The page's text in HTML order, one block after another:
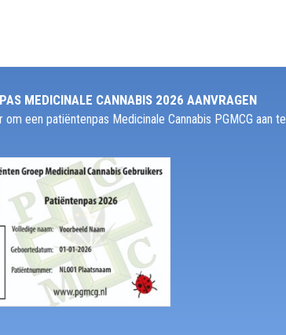
MEDICINALE CANNABIS 2026 AANVRAGEN
om een patiëntenpas Medicinale Cannabis PGMCG aan te